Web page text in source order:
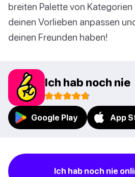
breiten Palette von
deinen Vorlieben anpassen
deinen Freunden haben!
Ich hab noch nie
Google Play App
Ich hab noch nie